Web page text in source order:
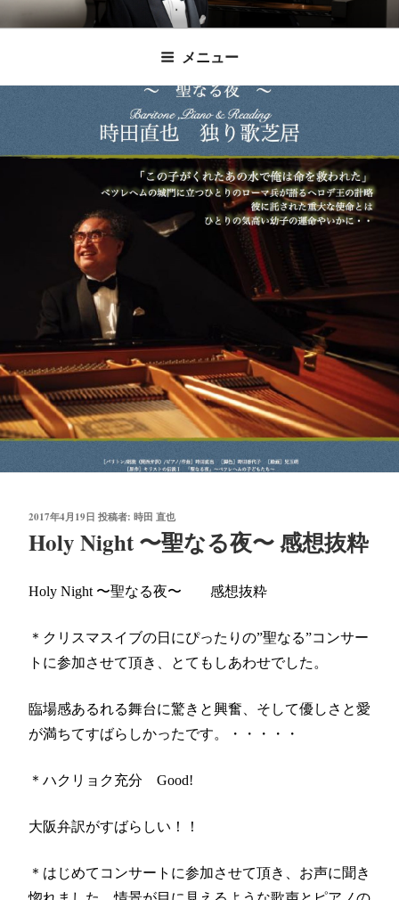
コ
ン
ス
時田直也 声楽
家/BARITONE
歌うことは希望を語ること、生きることは喜
びも悲しみもわかちあうことかけがえのない
あなたに「いのちの歌」をお届けします。
メニュー
投
稿
日:
2017年4月19日 投稿者: 時田 直也
Holy Night 〜聖なる夜〜 感想抜粋
Holy Night 〜聖なる夜〜 感想抜粋
＊クリスマスイブの日にぴったりの”聖なる”コンサー
トに参加させて頂き、とてもしあわせでした。
臨場感あるれる舞台に驚きと興奮、そして優しさと愛
が満ちてすばらしかったです。・・・・・
＊ハクリョク充分 Good!
大阪弁訳がすばらしい！！
＊はじめてコンサートに参加させて頂き、お声に聞き